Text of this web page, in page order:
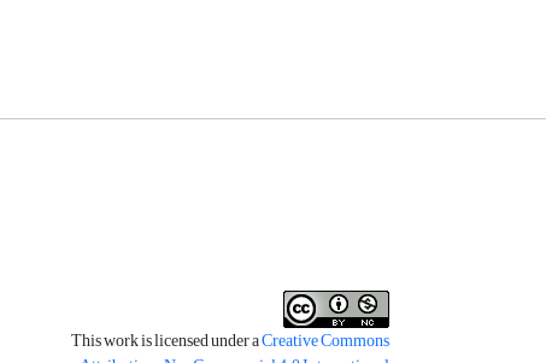
This work is licensed under aCreative Commons